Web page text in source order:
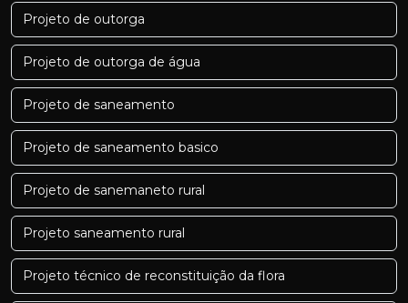
Projeto de outorga
Projeto de outorga de água
Projeto de saneamento
Projeto de saneamento basico
Projeto de sanemaneto rural
Projeto saneamento rural
Projeto técnico de reconstituição da flora